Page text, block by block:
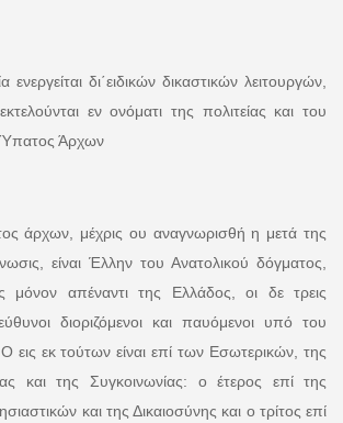
ενεργείται δι΄ειδικών δικαστικών λειτουργών,
εν ονόματι της πολιτείας και του
Άρχων
άρχων, μέχρις ου αναγνωρισθή η μετά της
είναι Έλλην του Ανατολικού δόγματος,
μόνον απέναντι της Ελλάδος, οι δε τρεις
διοριζόμενοι και παυόμενοι υπό του
εις εκ τούτων είναι επί των Εσωτερικών, της
και της Συγκοινωνίας: ο έτερος επί της
και της Δικαιοσύνης και ο τρίτος επί